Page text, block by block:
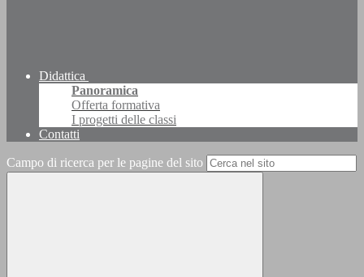
Didattica
Panoramica
Offerta formativa
I progetti delle classi
Contatti
Campo di ricerca per le pagine del sito